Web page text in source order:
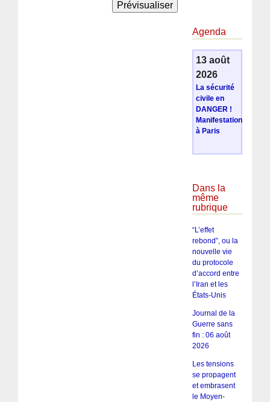
Agenda
13 août
2026
La sécurité
civile en
DANGER !
Manifestation
à Paris
Dans la
même
rubrique
“L’effet
rebond”, ou la
nouvelle vie
du protocole
d’accord entre
l’Iran et les
États-Unis
Journal de la
Guerre sans
fin : 06 août
2026
Les tensions
se propagent
et embrasent
le Moyen-